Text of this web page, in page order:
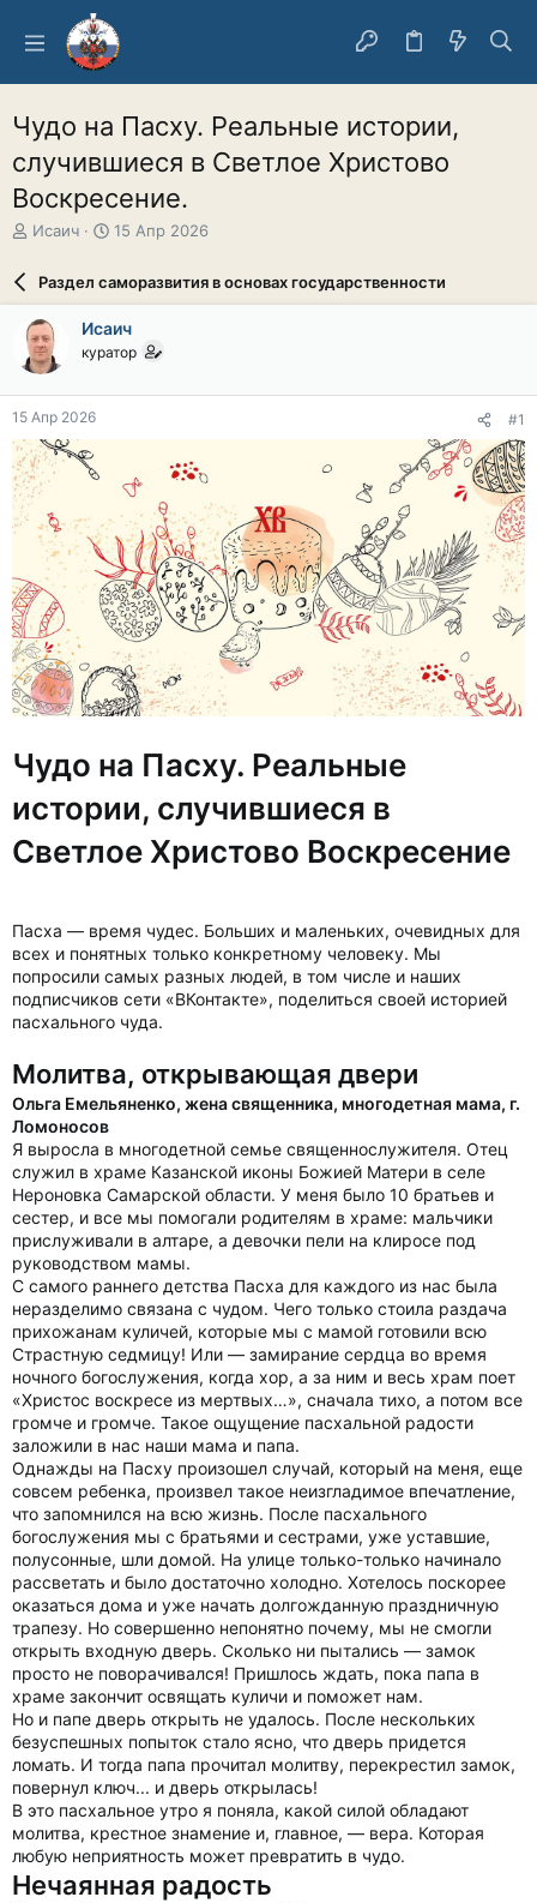
Чудо на Пасху. Реальные истории,
случившиеся в Светлое Христово
Воскресение.
А
о
р
т
е
м
ы
Исаич
Д
а
а
ч
л
15 Апр 2026
Раздел саморазвития в основах государственности
Исаич
куратор
15 Апр 2026 #1
Чудо на Пасху. Реальные
истории, случившиеся в
Светлое Христово Воскресение
Пасха — время чудес. Больших и маленьких, очевидных для
всех и понятных только конкретному человеку. Мы
попросили самых разных людей, в том числе и наших
подписчиков сети «ВКонтакте», поделиться своей историей
пасхального чуда.
Молитва, открывающая двери
Ольга Емельяненко, жена священника, многодетная мама, г.
Ломоносов
Я выросла в многодетной семье священнослужителя. Отец
служил в храме Казанской иконы Божией Матери в селе
Нероновка Самарской области. У меня было 10 братьев и
сестер, и все мы помогали родителям в храме: мальчики
прислуживали в алтаре, а девочки пели на клиросе под
руководством мамы.
С самого раннего детства Пасха для каждого из нас была
неразделимо связана с чудом. Чего только стоила раздача
прихожанам куличей, которые мы с мамой готовили всю
Страстную седмицу! Или — замирание сердца во время
ночного богослужения, когда хор, а за ним и весь храм поет
«Христос воскресе из мертвых…», сначала тихо, а потом все
громче и громче. Такое ощущение пасхальной радости
заложили в нас наши мама и папа.
Однажды на Пасху произошел случай, который на меня, еще
совсем ребенка, произвел такое неизгладимое впечатление,
что запомнился на всю жизнь. После пасхального
богослужения мы с братьями и сестрами, уже уставшие,
полусонные, шли домой. На улице только-только начинало
рассветать и было достаточно холодно. Хотелось поскорее
оказаться дома и уже начать долгожданную праздничную
трапезу. Но совершенно непонятно почему, мы не смогли
открыть входную дверь. Сколько ни пытались — замок
просто не поворачивался! Пришлось ждать, пока папа в
храме закончит освящать куличи и поможет нам.
Но и папе дверь открыть не удалось. После нескольких
безуспешных попыток стало ясно, что дверь придется
ломать. И тогда папа прочитал молитву, перекрестил замок,
повернул ключ... и дверь открылась!
В это пасхальное утро я поняла, какой силой обладают
молитва, крестное знамение и, главное, — вера. Которая
любую неприятность может превратить в чудо.
Нечаянная радость